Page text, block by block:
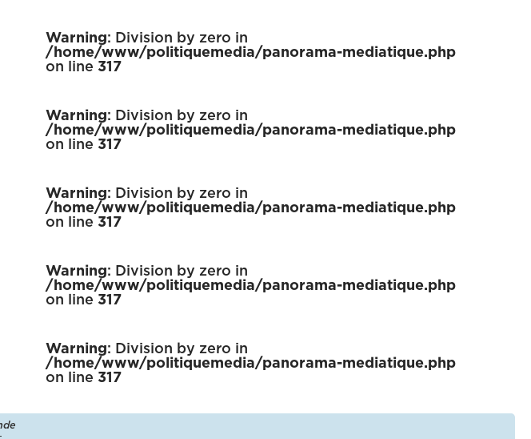
Warning: Division by zero in
/home/www/politiquemedia/panorama-mediatique.php
on line 317
Warning: Division by zero in
/home/www/politiquemedia/panorama-mediatique.php
on line 317
Warning: Division by zero in
/home/www/politiquemedia/panorama-mediatique.php
on line 317
Warning: Division by zero in
/home/www/politiquemedia/panorama-mediatique.php
on line 317
Warning: Division by zero in
/home/www/politiquemedia/panorama-mediatique.php
on line 317